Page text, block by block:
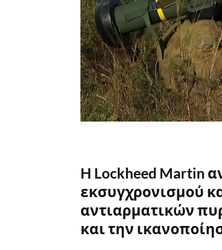
H Lockheed Martin
εκσυγχρονισμού
αντιαρματικών
και την